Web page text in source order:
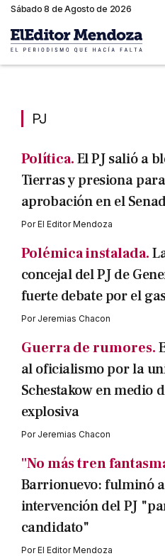
Sábado 8 de Agosto de 2026
PJ
Política.El PJ salió a
Tierras y presiona
aprobación en el
PorEl Editor Mendoza
Polémica instalada.
concejal del PJ de
fuerte debate por el
Por Jeremias Chacon
Guerra de rumores.
al oficialismo por la
Schestakow en medio
explosiva
Por Jeremias Chacon
"No más tren
Barrionuevo: fulminó
intervención del PJ
candidato"
PorEl Editor Mendoza